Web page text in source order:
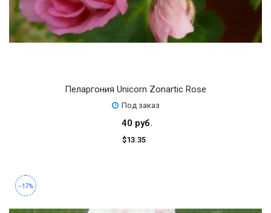
Пеларгония Unicorn Zonartic Rose
Под заказ
40 руб.
$13.35
--17%